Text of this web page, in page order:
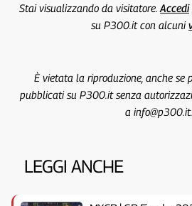
Stai visualizzando da visitatore. Accedi
su P300.it con alcuni
È vietata la riproduzione, anche se
pubblicati su P300.it senza
a info@p300.it.
LEGGI ANCHE